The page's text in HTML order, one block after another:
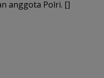
anggota Polri. []